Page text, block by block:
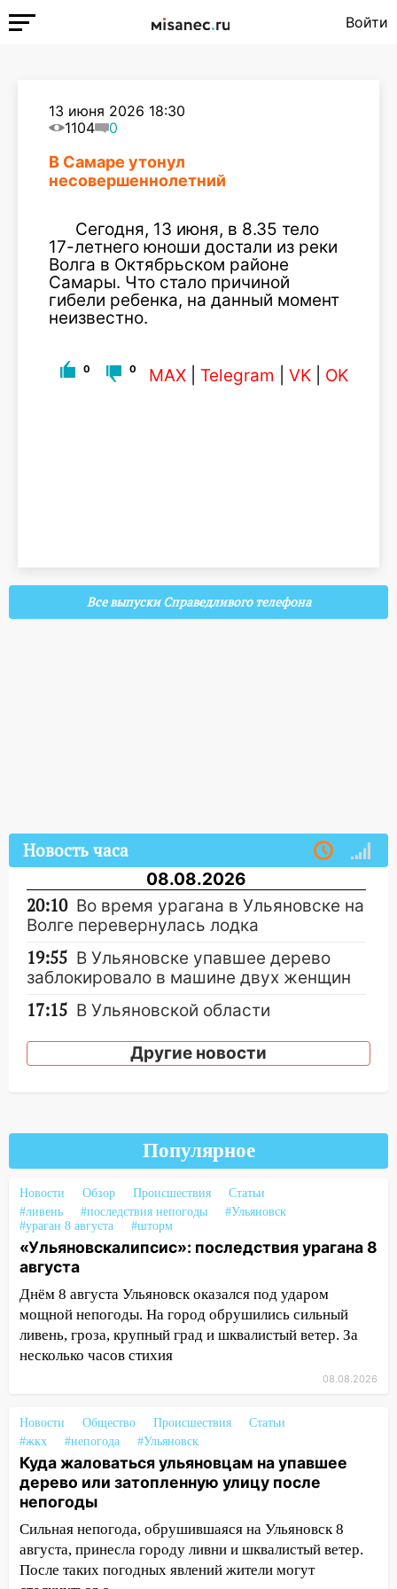
Войти
13 июня 2026 18:30
1104
0
В Самаре утонул
несовершеннолетний
Сегодня, 13 июня, в 8.35 тело
17-летнего юноши достали из реки
Волга в Октябрьском районе
Самары. Что стало причиной
гибели ребенка, на данный момент
неизвестно.
0 0 MAX Telegram VK OK
Все выпуски Справедливого телефона
Новость часа
08.08.2026
20:10 Во время урагана в Ульяновске на
Волге перевернулась лодка
19:55 В Ульяновске упавшее дерево
заблокировало в машине двух женщин
17:15 В Ульяновской области
готов, ещё два — почти завершены
16:38 Прогноз погоды в Ульяновской
области на 9 августа
16:34
Из-за мощной непогоды в
Ульяновске отменили фестиваль «Наше
время»
16:17 Мелекесский район первым в
Ульяновской области намолотил более
100 тысяч тонн зерна
15:17
В колледжи и техникумы
Ульяновской области подали более 10
после шторма: поваленные деревья и
затопленные улицы
14:28 Ураган вырвал остановку на улице
Деева в Заволжье
14:26 Жители Ульяновска сами
пытаются расчистить ливнёвки, не
дождавшись коммунальщиков
Другие новости
Популярное
Новости Обзор Происшествия
Статьи
#ливень
#последствия непогоды
#Ульяновск
#ураган 8 августа
#шторм
«Ульяновскалипсис»: последствия урагана 8
августа
Днём 8 августа Ульяновск оказался под ударом
мощной непогоды. На город обрушились сильный
ливень, гроза, крупный град и шквалистый ветер. За
несколько часов стихия
08.08.2026
Новости Общество Происшествия
Статьи
#жкх
#непогода #Ульяновск
Куда жаловаться ульяновцам на упавшее
дерево или затопленную улицу после
непогоды
Сильная непогода, обрушившаяся на Ульяновск 8
августа, принесла городу ливни и шквалистый ветер.
После таких погодных явлений жители могут